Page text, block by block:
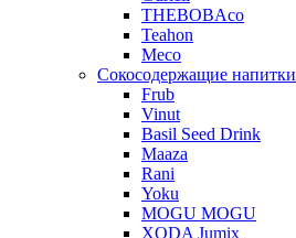
THEBOBAco
Teahon
Meco
Сокосодержащие напитки
Frub
Vinut
Basil Seed Drink
Maaza
Rani
Yoku
MOGU MOGU
XODA Jumix